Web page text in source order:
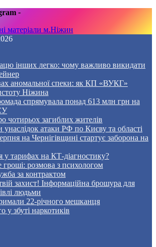
-
матеріали м.Ніжин
інших легко: чому важливо викидати
аномальної спеки: як КП «ВУКГ»
Ніжина
спрямувала понад 613 млн грн на
чотирьох загиблих жителів
унаслідок атаки РФ по Києву та області
на Чернігівщині стартує заборона на
у тарифах на КТ-діагностику?
гроші: розмова з психологом
за контрактом
захист! Інформаційна брошура для
людьми
22-річного мешканця
у збуті наркотиків